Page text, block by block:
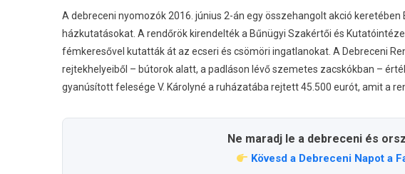
A debreceni nyomozók 2016. június 2-án egy összehangolt akció
házkutatásokat. A rendőrök kirendelték a Bűnügyi Szakértői és
fémkeresővel kutatták át az ecseri és csömöri ingatlanokat. A Debreceni
rejtekhelyeiből – bútorok alatt, a padláson lévő szemetes zacskókban –
gyanúsított felesége V. Károlyné a ruházatába rejtett 45.500 eurót, amit a
Ne maradj le a debreceni és
Kövesd a Debreceni Napot a